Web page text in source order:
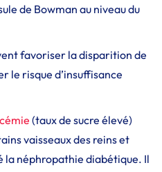
de Bowman au niveau du
favoriser la disparition de
le risque d’insuffisance
(taux de sucre élevé)
vaisseaux des reins et
la néphropathie diabétique. Il